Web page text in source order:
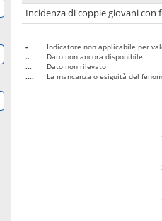
Incidenza di coppie giovani con
-
Indicatore non applicabile per
..
Dato non ancora disponibile
...
Dato non rilevato
....
La mancanza o esiguità del